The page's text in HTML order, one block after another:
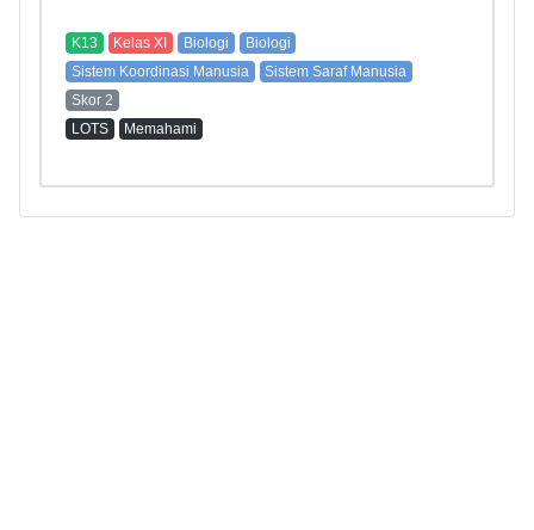
K13 Kelas XI Biologi
Biologi
Sistem Koordinasi Manusia
Sistem Saraf Manusia
Skor 2
LOTS
Memahami